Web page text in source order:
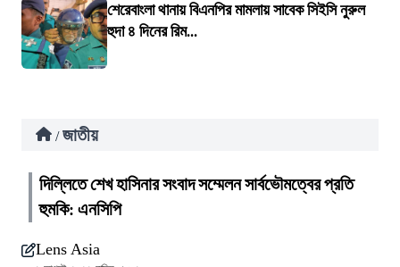
শেরেবাংলা থানায় বিএনপির মামলায় সাবেক সিইসি নুরুল
হুদা ৪ দিনের রিম...
/ জাতীয়
দিল্লিতে শেখ হাসিনার সংবাদ সম্মেলন সার্বভৌমত্বের প্রতি
হুমকি: এনসিপি
Lens Asia